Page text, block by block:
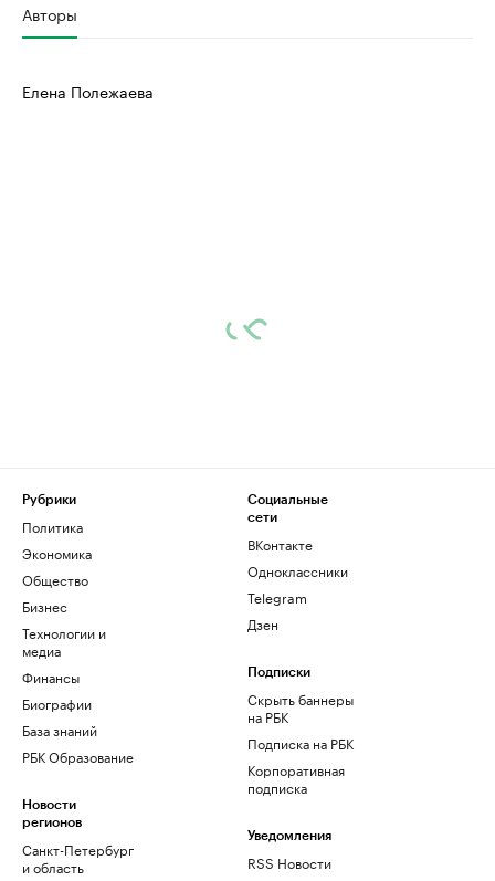
бренды спикеров бизнеса
Авторы
Елена Полежаева
Рубрики
Политика
Экономика
Общество
Бизнес
Технологии и
медиа
Финансы
Биографии
База знаний
РБК Образование
Новости
регионов
Санкт-Петербург
и область
Социальные
сети
ВКонтакте
Одноклассники
Telegram
Дзен
Подписки
Скрыть баннеры
на РБК
Подписка на РБК
Корпоративная
подписка
Уведомления
RSS Новости